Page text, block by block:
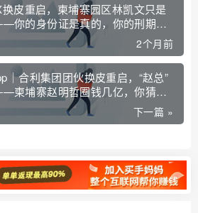
皮重启，柬埔寨园区林凯文只是
你的身份证是真的，你的刑期也
2个月前
｜合利集团团伙换皮重启，“赵总”
柬埔寨赵明哲圈钱几亿，你猜你
下一篇 »